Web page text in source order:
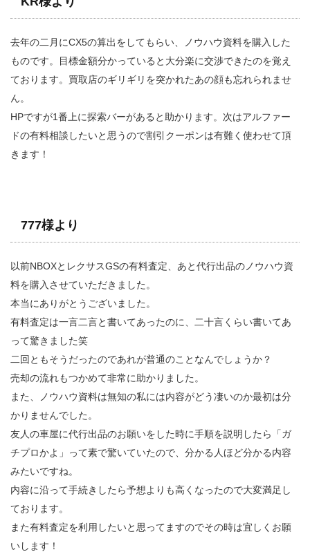
去年の二月にCX5の算出をしてもらい、ノウハウ資料を購入した
ものです。目標金額分かっていると大分楽に交渉できたのを覚え
ております。買取店のギリギリを突かれたあの顔も忘れられませ
ん。
HPですが1番上に探索バーがあると助かります。次はアルファー
ドの有料相談したいと思うので割引クーポンは有難く使わせて頂
きます！
777様より
以前NBOXとレクサスGSの有料査定、あと代行出品のノウハウ資
料を購入させていただきました。
本当にありがとうございました。
有料査定は一言二言と書いてあったのに、二十言くらい書いてあ
って驚きました笑
二回ともそうだったのであれが普通のことなんでしょうか？
売却の流れもつかめて非常に助かりました。
また、ノウハウ資料は無知の私には内容がどう凄いのか最初は分
かりませんでした。
友人の車屋に代行出品のお願いをした時に手順を説明したら「ガ
チプロかよ」って素で驚いていたので、分かる人ほど分かる内容
みたいですね。
内容に沿って手続きしたら予想よりも高くなったので大変満足し
ております。
また有料査定を利用したいと思ってますのでその時は宜しくお願
いします！